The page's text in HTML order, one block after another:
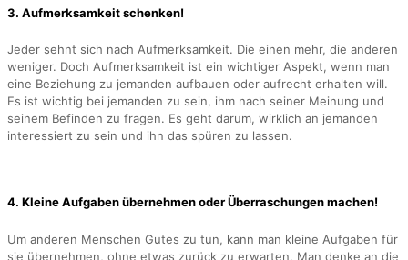
3. Aufmerksamkeit schenken!
Jeder sehnt sich nach Aufmerksamkeit. Die einen mehr, die anderen
weniger. Doch Aufmerksamkeit ist ein wichtiger Aspekt, wenn man
eine Beziehung zu jemanden aufbauen oder aufrecht erhalten will.
Es ist wichtig bei jemanden zu sein, ihm nach seiner Meinung und
seinem Befinden zu fragen. Es geht darum, wirklich an jemanden
interessiert zu sein und ihn das spüren zu lassen.
4. Kleine Aufgaben übernehmen oder Überraschungen machen!
Um anderen Menschen Gutes zu tun, kann man kleine Aufgaben für
sie übernehmen, ohne etwas zurück zu erwarten. Man denke an die